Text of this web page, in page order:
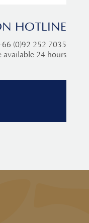
HOTLINE
(0)92 252 7035
available 24 hours